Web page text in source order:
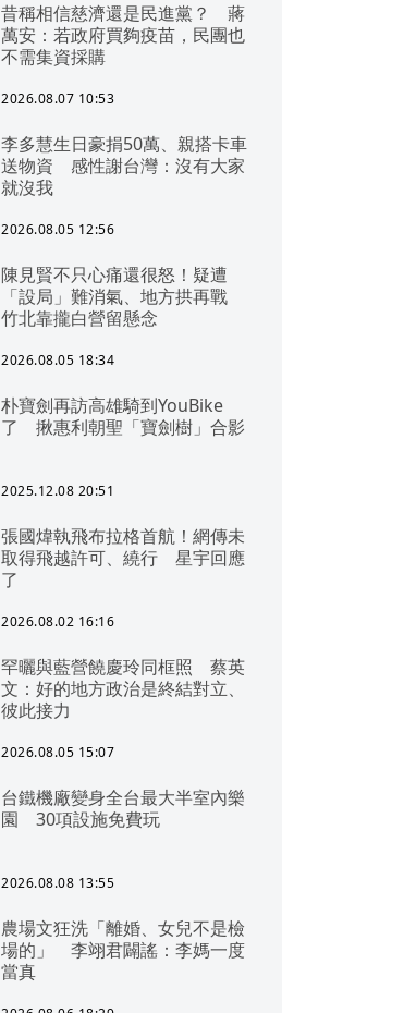
昔稱相信慈濟還是民進黨？ 蔣
萬安：若政府買夠疫苗，民團也
不需集資採購
2026.08.07 10:53
李多慧生日豪捐50萬、親搭卡車
送物資 感性謝台灣：沒有大家
就沒我
2026.08.05 12:56
陳見賢不只心痛還很怒！疑遭
「設局」難消氣、地方拱再戰
竹北靠攏白營留懸念
2026.08.05 18:34
朴寶劍再訪高雄騎到YouBike
了 揪惠利朝聖「寶劍樹」合影
2025.12.08 20:51
張國煒執飛布拉格首航！網傳未
取得飛越許可、繞行 星宇回應
了
2026.08.02 16:16
罕曬與藍營饒慶玲同框照 蔡英
文：好的地方政治是終結對立、
彼此接力
2026.08.05 15:07
台鐵機廠變身全台最大半室內樂
園 30項設施免費玩
2026.08.08 13:55
農場文狂洗「離婚、女兒不是檢
場的」 李翊君闢謠：李媽一度
當真